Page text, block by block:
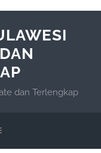
dan Terlengkap